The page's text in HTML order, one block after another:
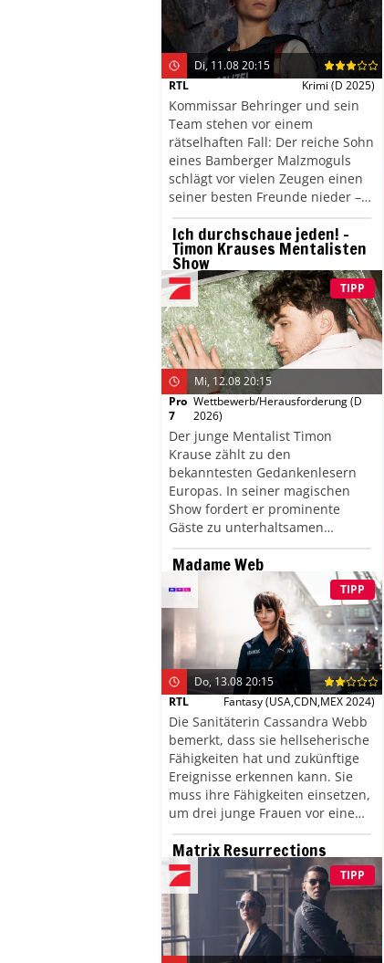
Di, 11.08 20:15
RTL
Krimi (D 2025)
Kommissar Behringer und sein
Team stehen vor einem
rätselhaften Fall: Der reiche Sohn
eines Bamberger Malzmoguls
schlägt vor vielen Zeugen einen
seiner besten Freunde nieder –
ohne erkennbares Motiv. Die
spannende Jagd nach dem
flüchtigen Mörder führt sie tief in
das verzweigte Stollensystem der
Stadt, wobei immer wieder
unerwartete Wendungen und
neue Geheimnisse ans Licht
kommen.
Ich durchschaue jeden! –
Timon Krauses Mentalisten
Show
TIPP
Mi, 12.08 20:15
Pro
7
Wettbewerb/Herausforderung(D
2026)
Der junge Mentalist Timon
Krause zählt zu den
bekanntesten Gedankenlesern
Europas. In seiner magischen
Show fordert er prominente
Gäste zu unterhaltsamen
psychologischen Spielen rund
um Gedankenlesen,
Körpersprache und Manipulation
heraus. Wer behält die Nerven?
Und wer manipuliert am Ende
wen? Der Moderator Matthias
Opdenhövel freut sich auf einen
Abend voller überraschender
Wendungen.
Madame Web
TIPP
Do, 13.08 20:15
RTL
Fantasy (USA,CDN,MEX 2024)
Die Sanitäterin Cassandra Webb
bemerkt, dass sie hellseherische
Fähigkeiten hat und zukünftige
Ereignisse erkennen kann. Sie
muss ihre Fähigkeiten einsetzen,
um drei junge Frauen vor einem
Bösewicht zu beschützen, der sie
ermorden will. Doch dieser
verfügt ebenfalls über
außergewöhnliche Fähigkeiten
und hat zudem mit Cassandras
Vergangenheit zu tun. Wird sie
es schaffen, ihren Gegner zu
besiegen?
Matrix Resurrections
TIPP